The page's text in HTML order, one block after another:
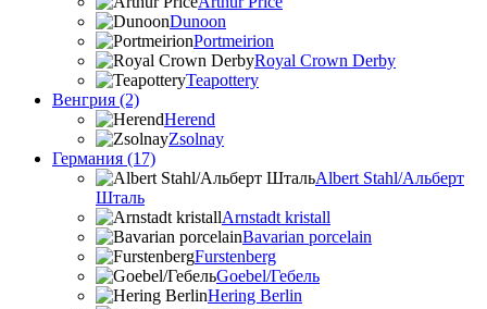
Dunoon
Portmeirion
Royal Crown Derby
Teapottery
Венгрия (2)
Herend
Zsolnay
Германия (17)
Albert Stahl/Альбеpт
Шталь
Arnstadt kristall
Bavarian porcelain
Furstenberg
Goebel/Гебель
Hering Berlin